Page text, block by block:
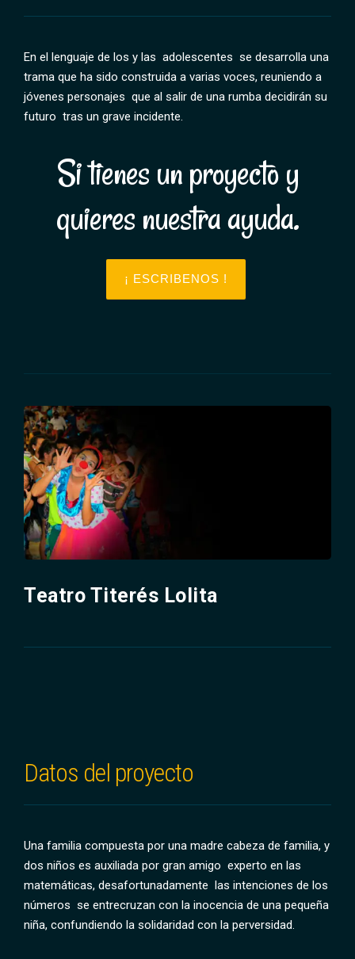
En el lenguaje de los y las adolescentes se desarrolla una
trama que ha sido construida a varias voces, reuniendo a
jóvenes personajes que al salir de una rumba decidirán su
futuro tras un grave incidente.
Si tienes un proyecto y
quieres nuestra ayuda.
¡ ESCRIBENOS !
Teatro Titerés Lolita
Datos del proyecto
Una familia compuesta por una madre cabeza de familia, y
dos niños es auxiliada por gran amigo experto en las
matemáticas, desafortunadamente las intenciones de los
números se entrecruzan con la inocencia de una pequeña
niña, confundiendo la solidaridad con la perversidad.